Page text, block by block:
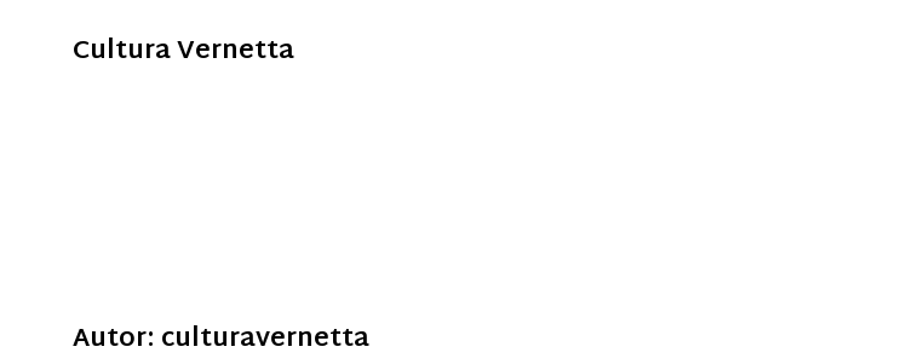
Cultura Vernetta
Autor: culturavernetta